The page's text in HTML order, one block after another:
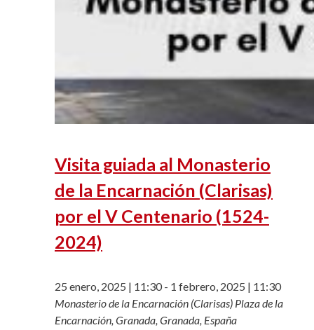
Visita guiada al Monasterio
de la Encarnación (Clarisas)
por el V Centenario (1524-
2024)
25 enero, 2025 | 11:30- 1 febrero, 2025 | 11:30
Monasterio de la Encarnación (Clarisas) Plaza de la
Encarnación, Granada, Granada, España